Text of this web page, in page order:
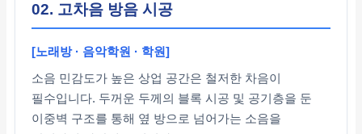
02. 고차음 방음 시공
[노래방 · 음악학원 · 학원]
소음 민감도가 높은 상업 공간은 철저한 차음이
필수입니다. 두꺼운 두께의 블록 시공 및 공기층을 둔
이중벽 구조를 통해 옆 방으로 넘어가는 소음을